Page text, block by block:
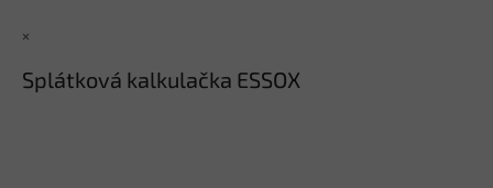
×
Splátková kalkulačka ESSOX